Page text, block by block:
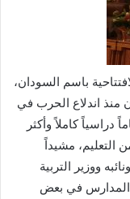
باسم السودان،
منذ اندلاع الحرب في
عاماً دراسياً كاملاً وأكثر
التعليم، مشيداً
ووزير التربية
المدارس في بعض